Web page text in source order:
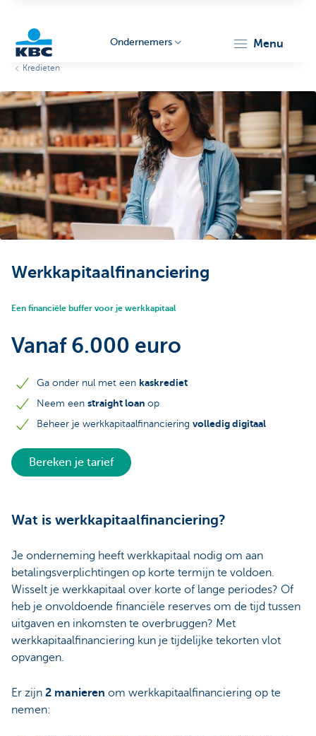
Ondernemers
Ondernemers menu
Kredieten
Werkkapitaalfinanciering
Een financiële buffer voor je werkkapitaal
Vanaf 6.000 euro
Ga onder nul met een kaskrediet
Neem een straight loan op
Beheer je werkkapitaalfinanciering volledig digitaal
Bereken je tarief
Wat is werkkapitaalfinanciering?
Je onderneming heeft werkkapitaal nodig om aan
betalingsverplichtingen op korte termijn te voldoen.
Wisselt je werkkapitaal over korte of lange periodes? Of
heb je onvoldoende financiële reserves om de tijd tussen
uitgaven en inkomsten te overbruggen? Met
werkkapitaalfinanciering kun je tijdelijke tekorten vlot
opvangen.
Er zijn 2 manieren om werkkapitaalfinanciering op te
nemen: